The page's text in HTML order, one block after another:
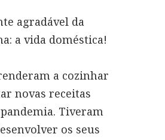
agradável da
a vida doméstica!
a cozinhar
novas receitas
Tiveram
os seus